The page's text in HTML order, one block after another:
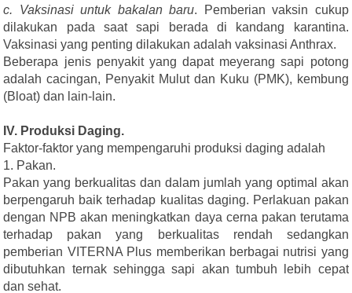
c. Vaksinasi untuk bakalan baru. Pemberian vaksin cukup
dilakukan pada saat sapi berada di kandang karantina.
Vaksinasi yang penting dilakukan adalah vaksinasi Anthrax.
Beberapa jenis penyakit yang dapat meyerang sapi potong
adalah cacingan, Penyakit Mulut dan Kuku (PMK), kembung
(Bloat) dan lain-lain.
IV. Produksi Daging.
Faktor-faktor yang mempengaruhi produksi daging adalah
1. Pakan.
Pakan yang berkualitas dan dalam jumlah yang optimal akan
berpengaruh baik terhadap kualitas daging. Perlakuan pakan
dengan NPB akan meningkatkan daya cerna pakan terutama
terhadap pakan yang berkualitas rendah sedangkan
pemberian VITERNA Plus memberikan berbagai nutrisi yang
dibutuhkan ternak sehingga sapi akan tumbuh lebih cepat
dan sehat.